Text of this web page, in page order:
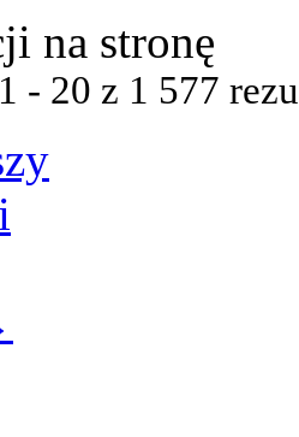
na stronę
- 20 z 1 577